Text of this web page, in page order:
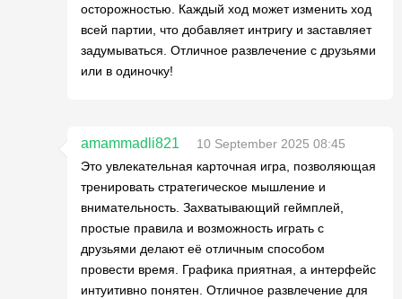
осторожностью. Каждый ход может изменить ход
всей партии, что добавляет интригу и заставляет
задумываться. Отличное развлечение с друзьями
или в одиночку!
amammadli821
10 September 2025 08:45
Это увлекательная карточная игра, позволяющая
тренировать стратегическое мышление и
внимательность. Захватывающий геймплей,
простые правила и возможность играть с
друзьями делают её отличным способом
провести время. Графика приятная, а интерфейс
интуитивно понятен. Отличное развлечение для